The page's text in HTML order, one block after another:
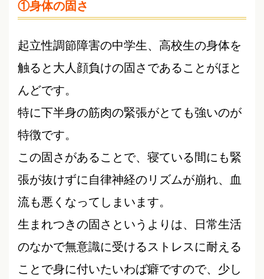
①身体の固さ
起立性調節障害の中学生、高校生の身体を
触ると大人顔負けの固さであることがほと
んどです。
特に下半身の筋肉の緊張がとても強いのが
特徴です。
この固さがあることで、寝ている間にも緊
張が抜けずに自律神経のリズムが崩れ、血
流も悪くなってしまいます。
生まれつきの固さというよりは、日常生活
のなかで無意識に受けるストレスに耐える
ことで身に付いたいわば癖ですので、少し